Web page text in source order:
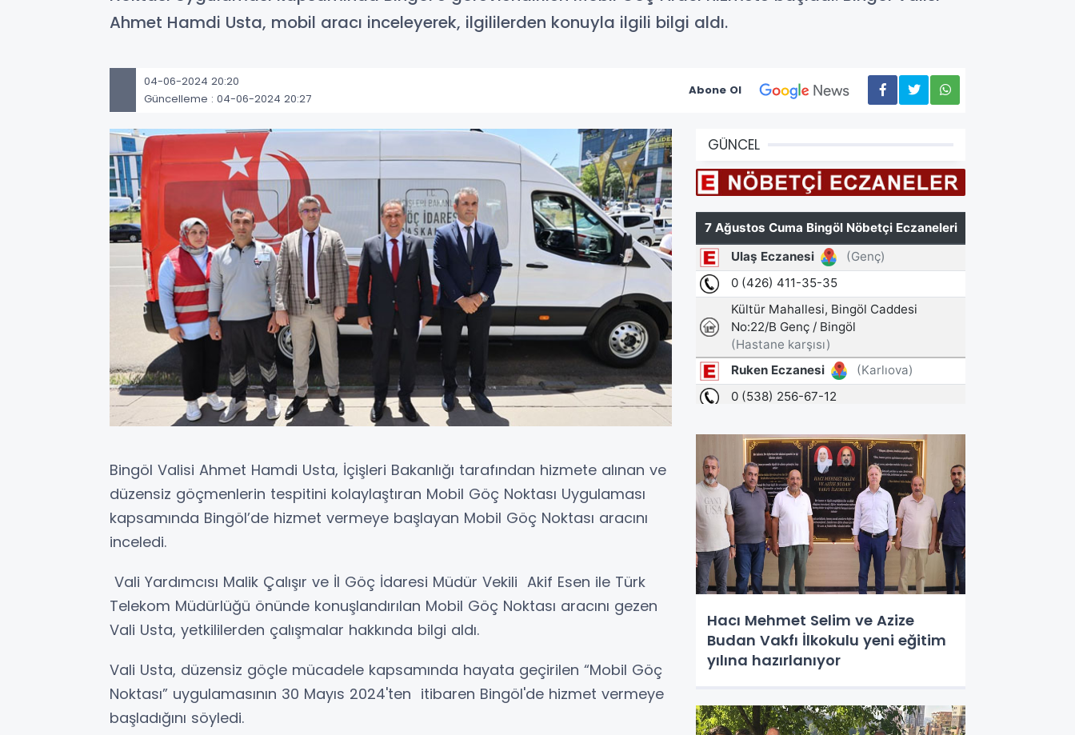
Ahmet Hamdi Usta, mobil aracı inceleyerek, ilgililerden konuyla ilgili bilgi aldı.
04-06-2024 20:20
Güncelleme : 04-06-2024 20:27
Abone Ol
Bingöl Valisi Ahmet Hamdi Usta, İçişleri Bakanlığı tarafından hizmete alınan ve
düzensiz göçmenlerin tespitini kolaylaştıran Mobil Göç Noktası Uygulaması
kapsamında Bingöl’de hizmet vermeye başlayan Mobil Göç Noktası aracını
inceledi.
Vali Yardımcısı Malik Çalışır ve İl Göç İdaresi Müdür Vekili Akif Esen ile Türk
Telekom Müdürlüğü önünde konuşlandırılan Mobil Göç Noktası aracını gezen
Vali Usta, yetkililerden çalışmalar hakkında bilgi aldı.
Vali Usta, düzensiz göçle mücadele kapsamında hayata geçirilen “Mobil Göç
Noktası” uygulamasının 30 Mayıs 2024'ten itibaren Bingöl'de hizmet vermeye
başladığını söyledi.
GÜNCEL
Hacı Mehmet Selim ve Azize
Budan Vakfı İlkokulu yeni eğitim
yılına hazırlanıyor